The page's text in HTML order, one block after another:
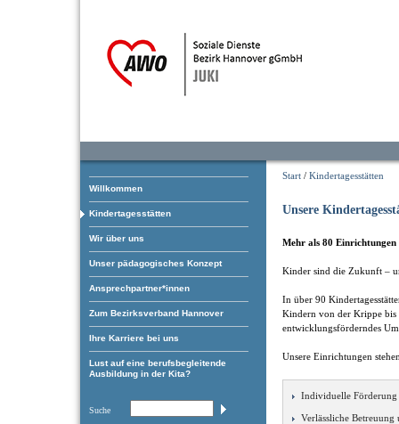
Willkommen
Kindertagesstätten
Wir über uns
Unser pädagogisches Konzept
Ansprechpartner*innen
Zum Bezirksverband Hannover
Ihre Karriere bei uns
Lust auf eine berufsbegleitende
Ausbildung in der Kita?
Suche
Start / Kindertagesstätten
Unsere
Mehr als 80 Einrichtungen
Kinder sind die Zukunft –
In über 90
Kindern von der Krippe bis
entwicklungsförderndes
Unsere Einrichtungen
Individuelle Förderung
Verlässliche